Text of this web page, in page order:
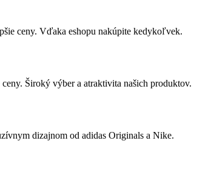
ceny. Vďaka eshopu nakúpite kedykoľvek.
Široký výber a atraktivita našich produktov.
dizajnom od adidas Originals a Nike.